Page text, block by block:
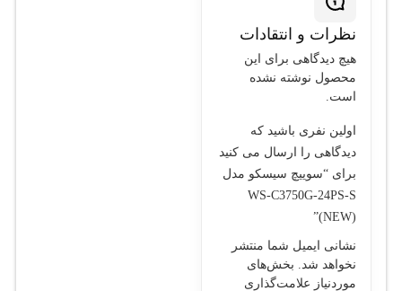
نظرات و انتقادات
هیچ دیدگاهی برای این
محصول نوشته نشده
است.
اولین نفری باشید که
دیدگاهی را ارسال می کنید
برای “سوييچ سيسکو مدل
WS-C3750G-24PS-S
(NEW)”
نشانی ایمیل شما منتشر
نخواهد شد.
بخش‌های
موردنیاز علامت‌گذاری